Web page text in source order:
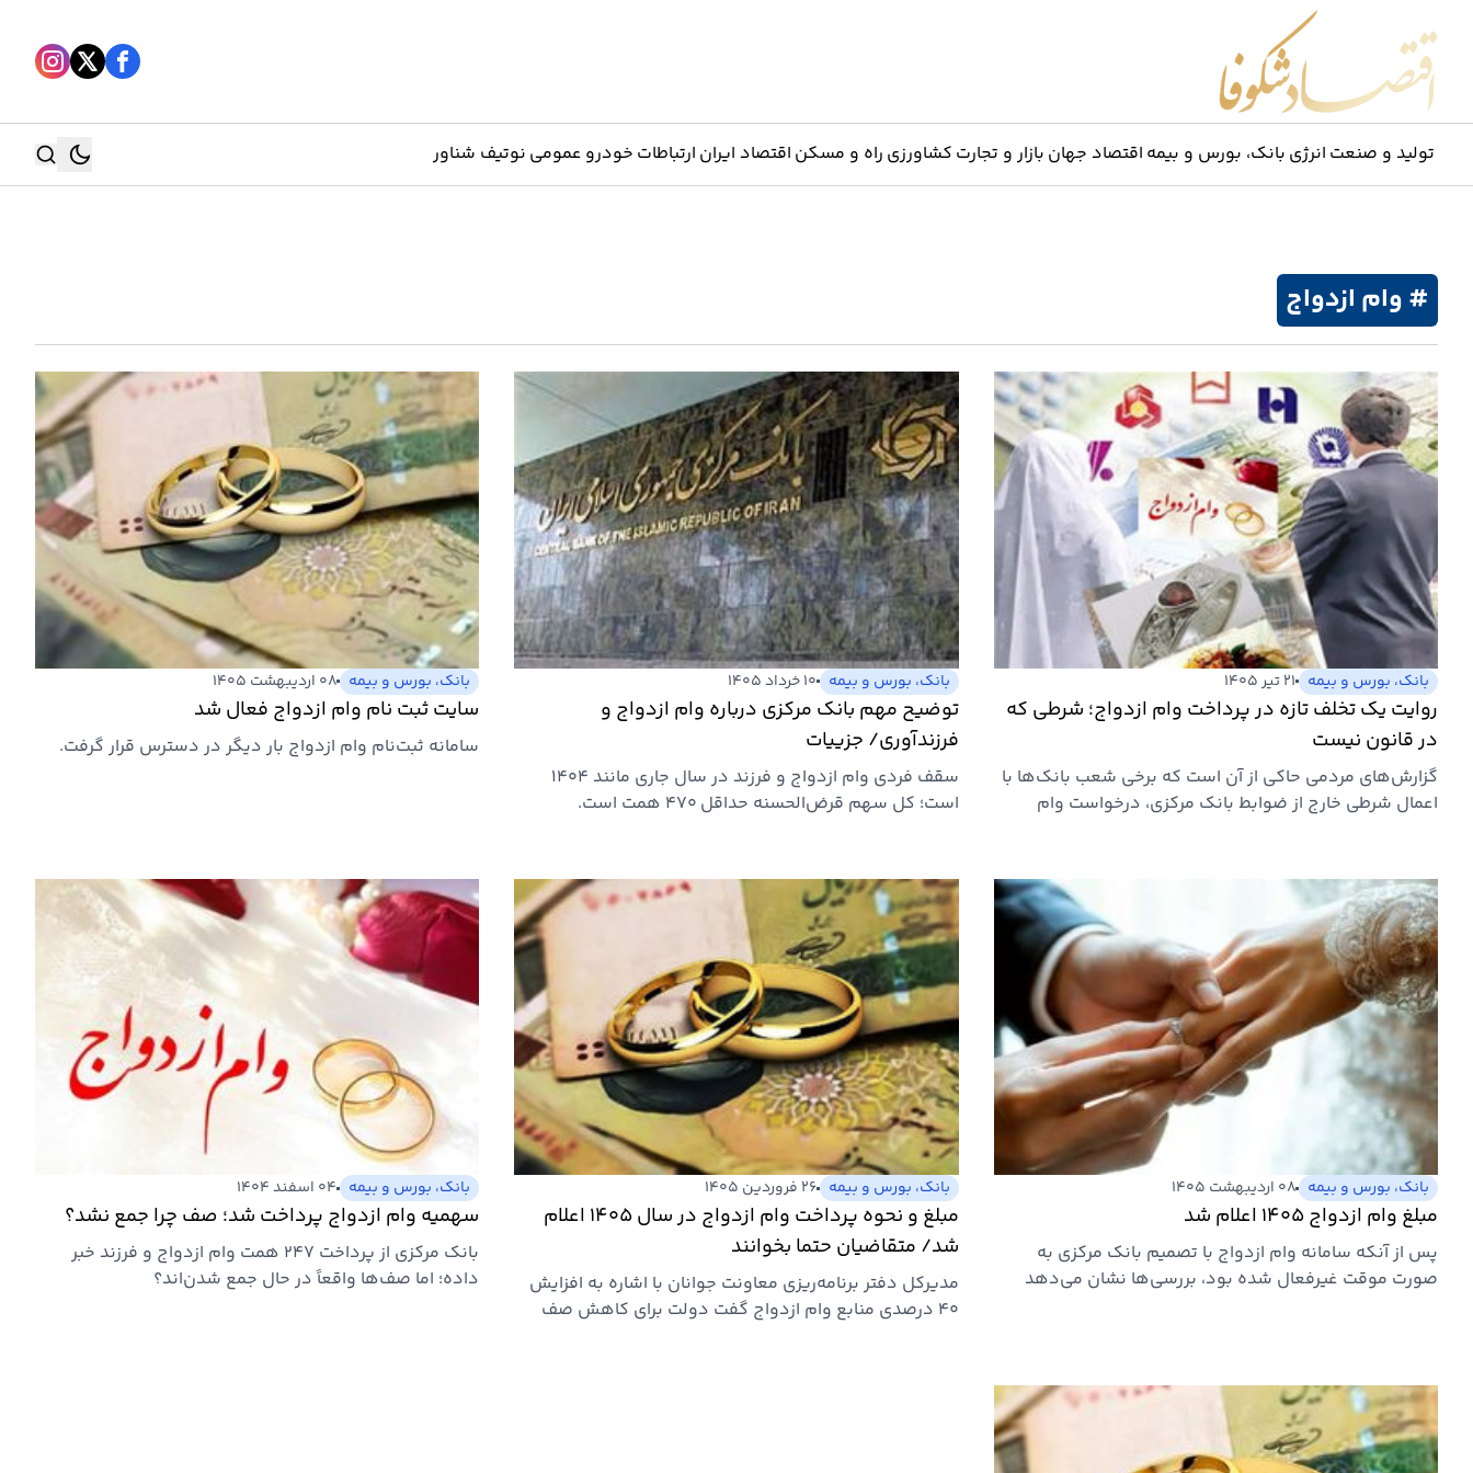
تولید و صنعت انرژی بانک، بورس و بیمه اقتصاد جهان بازار و تجارت کشاورزی راه و مسکن اقتصاد ایران ارتباطات خودرو عمومی نوتیف شناور
# وام ازدواج
بانک، بورس و بیمه ۲۱ تیر ۱۴۰۵
روایت یک تخلف تازه در پرداخت وام ازدواج؛ شرطی که
در قانون نیست
گزارش‌های مردمی حاکی از آن است که برخی شعب بانک‌ها با
اعمال شرطی خارج از ضوابط بانک مرکزی، درخواست وام
بانک، بورس و بیمه ۱۰ خرداد ۱۴۰۵
توضیح مهم بانک مرکزی درباره وام ازدواج و
فرزندآوری/ جزییات
سقف فردی وام‌ ازدواج و فرزند در سال جاری مانند ۱۴۰۴
است؛ کل سهم قرض‌الحسنه حداقل ۴۷۰ همت است.
بانک، بورس و بیمه ۰۸ اردیبهشت ۱۴۰۵
سایت ثبت نام وام ازدواج فعال شد
سامانه ثبت‌نام وام ازدواج بار دیگر در دسترس قرار گرفت.
بانک، بورس و بیمه ۰۸ اردیبهشت ۱۴۰۵
مبلغ وام ازدواج ۱۴۰۵ اعلام شد
پس از آنکه سامانه وام ازدواج با تصمیم بانک مرکزی به
صورت موقت غیرفعال شده بود، بررسی‌ها نشان می‌دهد
بانک، بورس و بیمه ۲۶ فروردین ۱۴۰۵
مبلغ و نحوه پرداخت وام ازدواج در سال ۱۴۰۵ اعلام
شد/ متقاضیان حتما بخوانند
مدیرکل دفتر برنامه‌ریزی معاونت جوانان با اشاره به افزایش
۴۰ درصدی منابع وام ازدواج گفت دولت برای کاهش صف
بانک، بورس و بیمه ۰۴ اسفند ۱۴۰۴
سهمیه وام ازدواج پرداخت شد؛ صف چرا جمع نشد؟
بانک مرکزی از پرداخت ۲۴۷ همت وام ازدواج و فرزند خبر
داده؛ اما صف‌ها واقعاً در حال جمع شدن‌اند؟